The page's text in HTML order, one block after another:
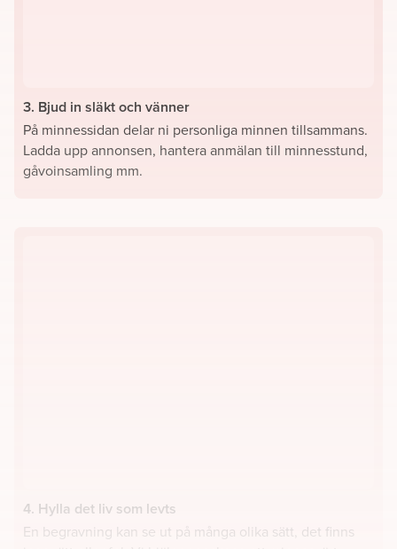
3. Bjud in släkt och vänner
På minnessidan delar ni personliga minnen tillsammans.
Ladda upp annonsen, hantera anmälan till minnesstund,
gåvoinsamling mm.
4. Hylla det liv som levts
En begravning kan se ut på många olika sätt, det finns